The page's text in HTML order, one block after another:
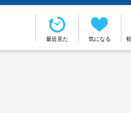
最近見た 気になる